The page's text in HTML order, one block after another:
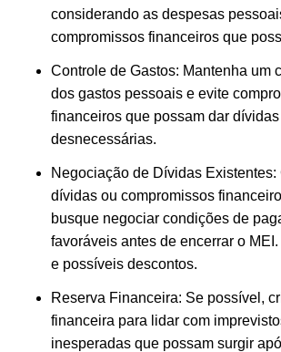
considerando as despesas
compromissos financeiros que
Controle de Gastos: Mantenha um
dos gastos pessoais e evite
financeiros que possam dar dívidas
desnecessárias.
Negociação de Dívidas Existentes:
dívidas ou compromissos
busque negociar condições de
favoráveis antes de encerrar o
e possíveis descontos.
Reserva Financeira: Se possível,
financeira para lidar com
inesperadas que possam surgir